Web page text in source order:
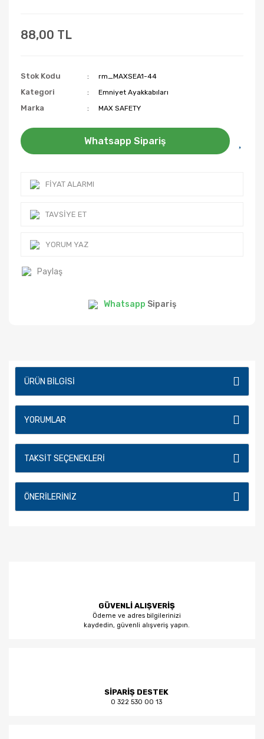
88,00 TL
Stok Kodu rm_MAXSEA1-44
Kategori Emniyet Ayakkabıları
Marka MAX SAFETY
Whatsapp Sipariş
FIYAT ALARMI
TAVSIYE ET
YORUM YAZ
Paylaş
Whatsapp Sipariş
ÜRÜN BILGISI
YORUMLAR
TAKSIT SEÇENEKLERI
ÖNERILERINIZ
GÜVENLİ ALIŞVERİŞ
Ödeme ve adres bilgilerinizi
kaydedin, güvenli alışveriş yapın.
SİPARİŞ DESTEK
0 322 530 00 13